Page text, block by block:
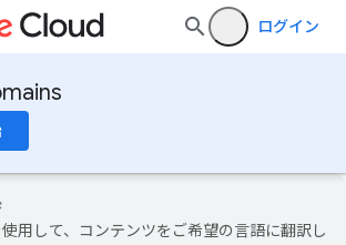
ログイン
用して、コンテンツをご希望の言語に翻訳し